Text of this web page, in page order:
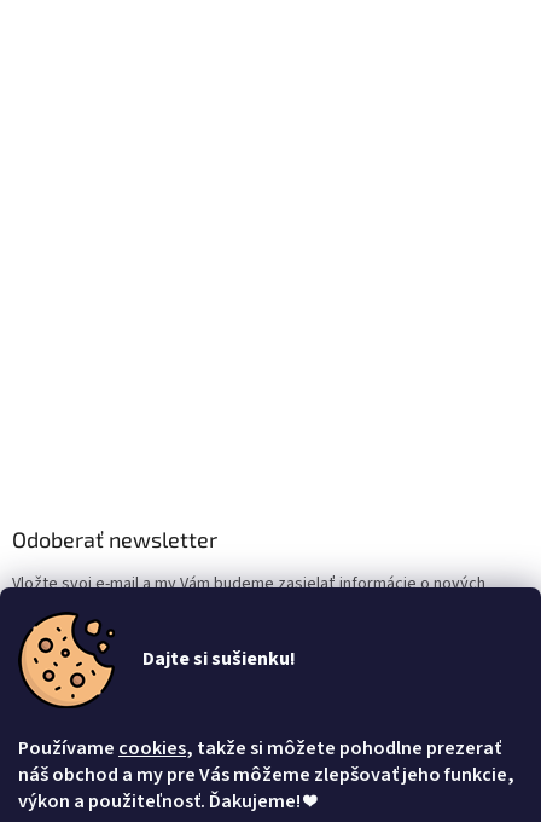
Dajte si sušienku!
Používame cookies, takže si môžete pohodlne prezerať
náš obchod a my pre Vás môžeme zlepšovať jeho funkcie,
výkon a použiteľnosť. Ďakujeme!❤
Odoberať newsletter
Vložte svoj e-mail a my Vám budeme zasielať informácie o nových
produktoch na našom e-shope.
Email
Vložením e-mailu súhlasíte s
Prihlásiť sa